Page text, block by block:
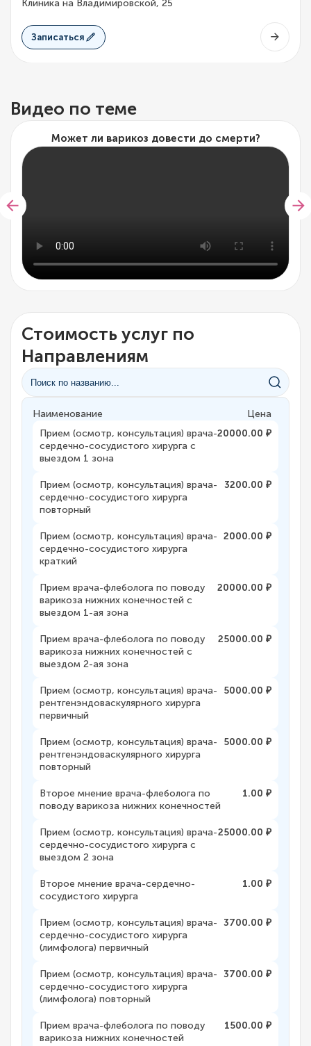
Клиника на Владимировской, 25
Записаться
Видео по теме
Может ли варикоз довести до смерти?
Стоимость услуг по
Направлениям
Наименование
Цена
Прием (осмотр, консультация) врача-
сердечно-сосудистого хирурга с
выездом 1 зона
20000.00 ₽
Прием (осмотр, консультация) врача-
сердечно-сосудистого хирурга
повторный
3200.00 ₽
Прием (осмотр, консультация) врача-
сердечно-сосудистого хирурга
краткий
2000.00 ₽
Прием врача-флеболога по поводу
варикоза нижних конечностей с
выездом 1-ая зона
20000.00 ₽
Прием врача-флеболога по поводу
варикоза нижних конечностей с
выездом 2-ая зона
25000.00 ₽
Прием (осмотр, консультация) врача-
рентгенэндоваскулярного хирурга
первичный
5000.00 ₽
Прием (осмотр, консультация) врача-
рентгенэндоваскулярного хирурга
повторный
5000.00 ₽
Второе мнение врача-флеболога по
поводу варикоза нижних конечностей
1.00 ₽
Прием (осмотр, консультация) врача-
сердечно-сосудистого хирурга с
выездом 2 зона
25000.00 ₽
Второе мнение врача-сердечно-
сосудистого хирурга
1.00 ₽
Прием (осмотр, консультация) врача-
сердечно-сосудистого хирурга
(лимфолога) первичный
3700.00 ₽
Прием (осмотр, консультация) врача-
сердечно-сосудистого хирурга
(лимфолога) повторный
3700.00 ₽
Прием врача-флеболога по поводу
варикоза нижних конечностей
1500.00 ₽